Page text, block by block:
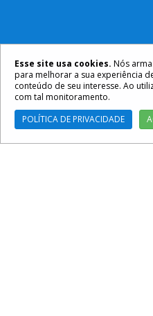
Esse site usa cookies. Nós
para melhorar a sua experiência
conteúdo de seu interesse. Ao
com tal monitoramento.
POLÍTICA DE PRIVACIDADE